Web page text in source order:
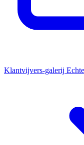
Klantvijvers-galerij